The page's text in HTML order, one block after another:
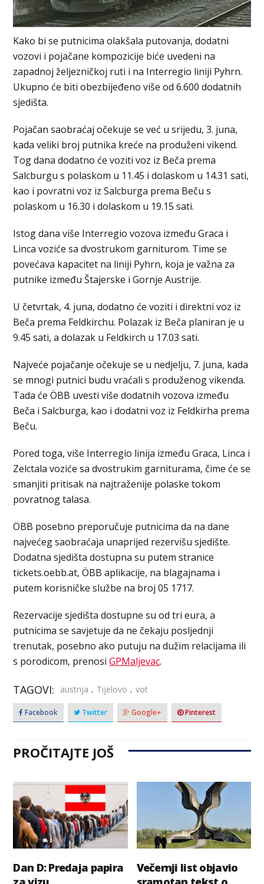
Kako bi se putnicima olakšala putovanja, dodatni
vozovi i pojačane kompozicije biće uvedeni na
zapadnoj željezničkoj ruti i na Interregio liniji Pyhrn.
Ukupno će biti obezbijeđeno više od 6.600 dodatnih
sjedišta.
Pojačan saobraćaj očekuje se već u srijedu, 3. juna,
kada veliki broj putnika kreće na produženi vikend.
Tog dana dodatno će voziti voz iz Beča prema
Salcburgu s polaskom u 11.45 i dolaskom u 14.31 sati,
kao i povratni voz iz Salcburga prema Beču s
polaskom u 16.30 i dolaskom u 19.15 sati.
Istog dana više Interregio vozova između Graca i
Linca voziće sa dvostrukom garniturom. Time se
povećava kapacitet na liniji Pyhrn, koja je važna za
putnike između Štajerske i Gornje Austrije.
U četvrtak, 4. juna, dodatno će voziti i direktni voz iz
Beča prema Feldkirchu. Polazak iz Beča planiran je u
9.45 sati, a dolazak u Feldkirch u 17.03 sati.
Najveće pojačanje očekuje se u nedjelju, 7. juna, kada
se mnogi putnici budu vraćali s produženog vikenda.
Tada će ÖBB uvesti više dodatnih vozova između
Beča i Salcburga, kao i dodatni voz iz Feldkirha prema
Beču.
Pored toga, više Interregio linija između Graca, Linca i
Zelctala voziće sa dvostrukim garniturama, čime će se
smanjiti pritisak na najtraženije polaske tokom
povratnog talasa.
ÖBB posebno preporučuje putnicima da na dane
najvećeg saobraćaja unaprijed rezervišu sjedište.
Dodatna sjedišta dostupna su putem stranice
tickets.oebb.at, ÖBB aplikacije, na blagajnama i
putem korisničke službe na broj 05 1717.
Rezervacije sjedišta dostupne su od tri eura, a
putnicima se savjetuje da ne čekaju posljednji
trenutak, posebno ako putuju na dužim relacijama ili
s porodicom, prenosiGPMaljevac.
TAGOVI: austrija , Tijelovo , vot
Facebook Twitter Google+ Pinterest
PROČITAJTE JOŠ
Dan D: Predaja papira
Večernji list objavio